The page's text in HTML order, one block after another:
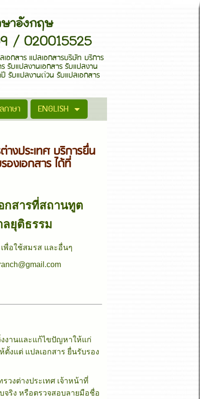
ภาษาอังกฤษ
/ 020015525
กสาร แปลเอกสารบริษัท บริการ
รับแปลงานเอกสาร รับแปลงาน
รับแปลงานด่วน รับแปลเอกสาร
ภาษา ENGLISH
างประเทศ บริการยื่น
องเอกสาร ได้ที่
กสารที่สถานทูต
ลยุติธรรม
พื่อใช้สมรส และอื่นๆ
งงานและแก้ไขปัญหาให้แก่
ตั้งแต่ แปลเอกสาร ยื่นรับรอง
วงต่างประเทศ เจ้าหน้าที่
ริง หรือตรวจสอบลายมือชื่อ